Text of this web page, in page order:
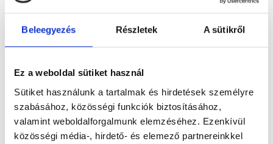
Beleegyezés Részletek A sütikről
Ez a weboldal sütiket használ
Sütiket használunk a tartalmak és hirdetések személyre
szabásához, közösségi funkciók biztosításához,
valamint weboldalforgalmunk elemzéséhez. Ezenkívül
közösségi média-, hirdető- és elemező partnereinkkel